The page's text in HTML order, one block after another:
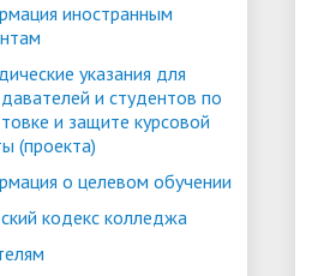
иностранным
указания для
и студентов по
и защите курсовой
(проекта)
о целевом обучении
кодекс колледжа